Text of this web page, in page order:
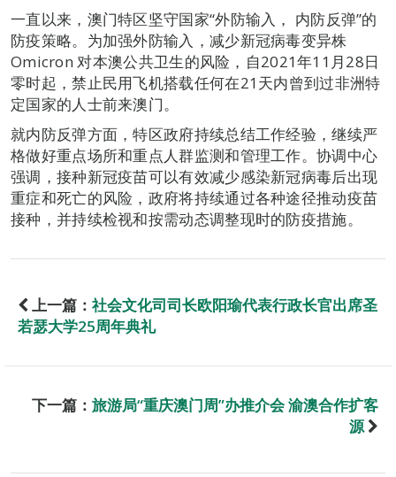
一直以来，澳门特区坚守国家“外防输入， 内防反弹”的
防疫策略。为加强外防输入，减少新冠病毒变异株
Omicron 对本澳公共卫生的风险，自2021年11月28日
零时起，禁止民用飞机搭载任何在21天内曾到过非洲特
定国家的人士前来澳门。
就内防反弹方面，特区政府持续总结工作经验，继续严
格做好重点场所和重点人群监测和管理工作。协调中心
强调，接种新冠疫苗可以有效减少感染新冠病毒后出现
重症和死亡的风险，政府将持续通过各种途径推动疫苗
接种，并持续检视和按需动态调整现时的防疫措施。
上一篇： 社会文化司司长欧阳瑜代表行政长官出席圣
若瑟大学25周年典礼
下一篇： 旅游局“重庆澳门周”办推介会 渝澳合作扩客
源